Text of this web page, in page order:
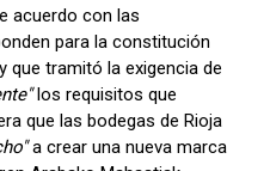
acuerdo con las
para la constitución
que tramitó la exigencia de
los requisitos que
que las bodegas de Rioja
a crear una nueva marca